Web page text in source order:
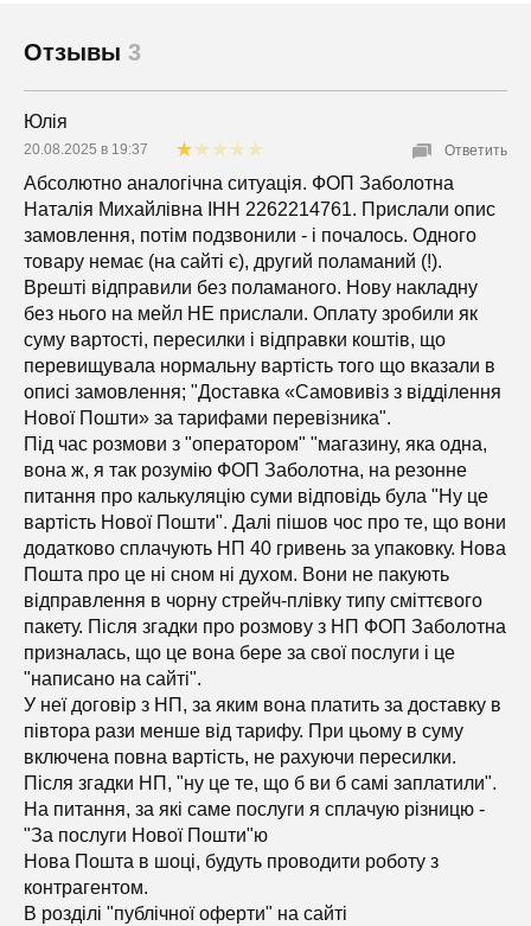
Отзывы 3
Юлія
20.08.2025 в 19:37
Абсолютно аналогічна ситуація. ФОП Заболотна
Наталія Михайлівна IНН 2262214761. Прислали опис
замовлення, потім подзвонили - і почалось. Одного
товару немає (на сайті є), другий поламаний (!).
Врешті відправили без поламаного. Нову накладну
без нього на мейл НЕ прислали. Оплату зробили як
суму вартості, пересилки і відправки коштів, що
перевищувала нормальну вартість того що вказали в
описі замовлення; "Доставка «Самовивіз з відділення
Нової Пошти» за тарифами перевізника".
Під час розмови з "оператором" "магазину, яка одна,
вона ж, я так розумію ФОП Заболотна, на резонне
питання про калькуляцію суми відповідь була "Ну це
вартість Нової Пошти". Далі пішов чос про те, що вони
додатково сплачують НП 40 гривень за упаковку. Нова
Пошта про це ні сном ні духом. Вони не пакують
відправлення в чорну стрейч-плівку типу сміттєвого
пакету. Після згадки про розмову з НП ФОП Заболотна
призналась, що це вона бере за свої послуги і це
"написано на сайті".
У неї договір з НП, за яким вона платить за доставку в
півтора рази менше від тарифу. При цьому в суму
включена повна вартість, не рахуючи пересилки.
Після згадки НП, "ну це те, що б ви б самі заплатили".
На питання, за які саме послуги я сплачую різницю -
"За послуги Нової Пошти"ю
Нова Пошта в шоці, будуть проводити роботу з
контрагентом.
В розділі "публічної оферти" на сайті
Ответить